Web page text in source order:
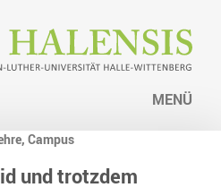
MENÜ
Campus
und trotzdem